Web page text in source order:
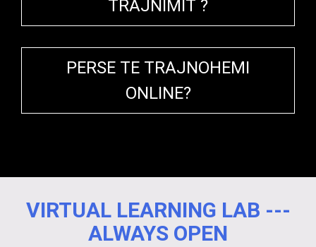
TRAJNIMIT ?
PERSE TE TRAJNOHEMI
ONLINE?
VIRTUAL LEARNING LAB ---
ALWAYS OPEN